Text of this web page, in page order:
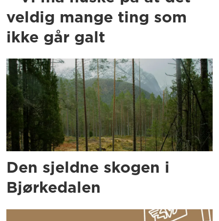
veldig mange ting som
ikke går galt
Den sjeldne skogen i
Bjørkedalen